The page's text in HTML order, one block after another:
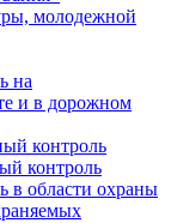
молодежной
на
и в дорожном
контроль
контроль
в области охраны